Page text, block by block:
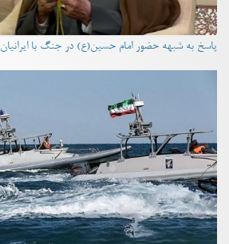
پاسخ به شبهه حضور امام حسین(ع) در جنگ با ایرانیان